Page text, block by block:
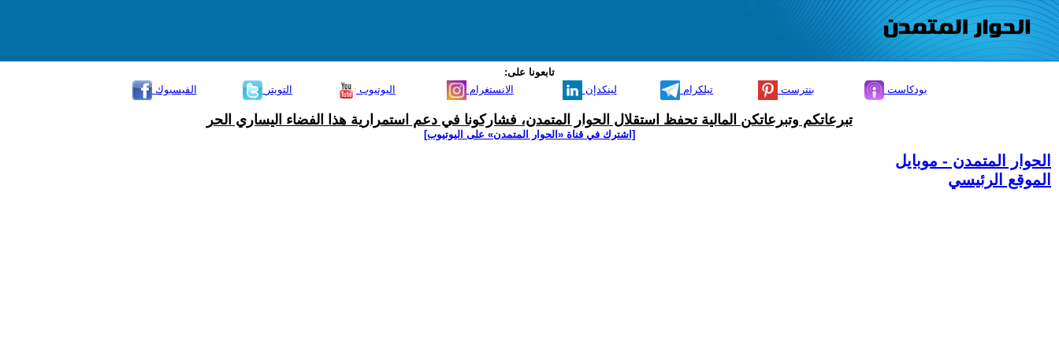
تابعونا على:
الفيسبوك
التويتر اليوتيوب الانستغرام لينكدإن تيلكرام بنترست بودكاست
تبرعاتكم وتبرعاتكن المالية تحفظ استقلال الحوار المتمدن، فشاركونا في دعم استمرارية هذا الفضاء اليساري الحر
[اشترك في قناة ‫«الحوار المتمدن» على اليوتيوب]
الحوار المتمدن - موبايل
الموقع الرئيسي